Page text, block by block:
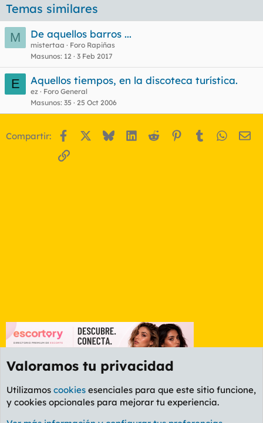
u
e
t
a
Temas similares
M
De aquellos barros ...
mistertaa
Foro Rapiñas
Masunos 12 3 Feb 2017
E Aquellos tiempos, en la discoteca turística.
ez
Foro General
Masunos 35 25 Oct 2006
Compartir: Facebook BlueskyLinkedIn
Reddit Pinterest
Tumblr
Enlace
Foro General
Valoramos tu privacidad
Utilizamos cookies esenciales para que este sitio funcione,
y cookies opcionales para mejorar tu experiencia.